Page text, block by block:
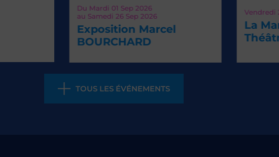
Mardi 01 Sep 2026
Samedi 26 Sep 2026
Exposition Marcel
BOURCHARD
Vendredi 25
La
TOUS LES ÉVÉNEMENTS